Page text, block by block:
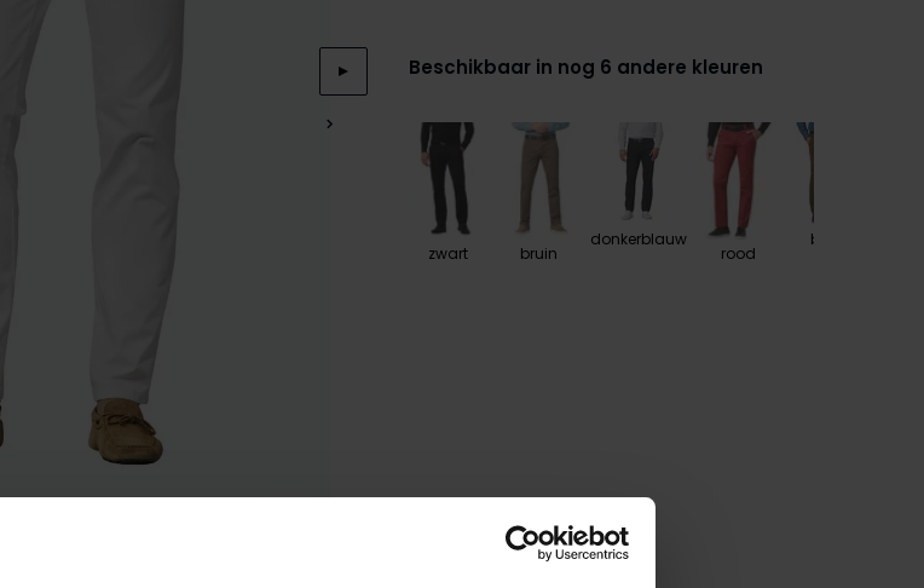
Beschikbaar in nog 6 andere kleuren
zwart bruin
donkerblauw
rood
bruin